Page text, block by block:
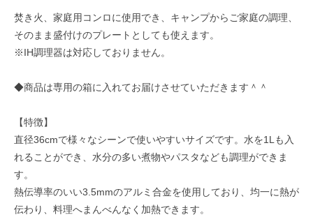
焚き火、家庭用コンロに使用でき、キャンプからご家庭の調理、
そのまま盛付けのプレートとしても使えます。
※IH調理器は対応しておりません。
◆商品は専用の箱に入れてお届けさせていただきます＾＾
【特徴】
直径36cmで様々なシーンで使いやすいサイズです。水を1Lも入
れることができ、水分の多い煮物やパスタなども調理ができま
す。
熱伝導率のいい3.5mmのアルミ合金を使用しており、均一に熱が
伝わり、料理へまんべんなく加熱できます。